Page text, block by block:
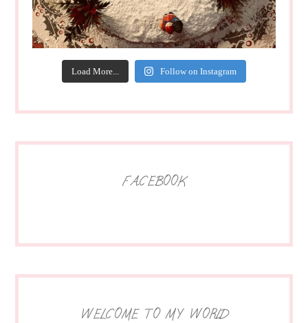
Load More... Follow on Instagram
FACEBOOK
WELCOME TO MY WORLD